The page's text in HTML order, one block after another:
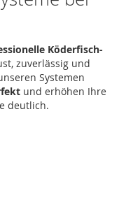
Köderfisch-
zuverlässig und
Systemen
und erhöhen Ihre
deutlich.